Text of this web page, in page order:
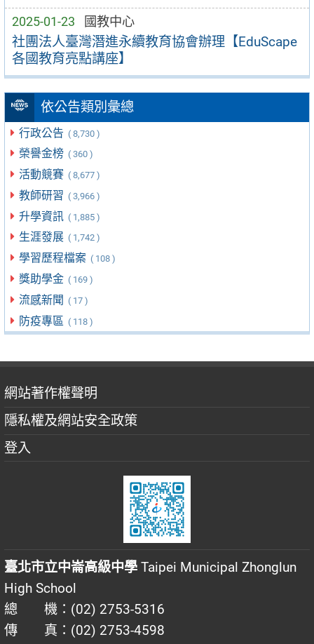
2025-01-23 國教中心
社團法人臺灣潛進永續教育協會辦理【EduScape
各國教育亮點講座】
依公告類別彙總
行政公告 ( 8,730 )
榮譽金榜 ( 360 )
活動競賽 ( 8,677 )
教師研習 ( 3,966 )
升學資訊 ( 1,885 )
生涯發展 ( 1,742 )
學習歷程檔案 ( 108 )
獎助學金 ( 169 )
流感新聞 ( 17 )
防疫專區 ( 118 )
網站著作權聲明
隱私權及網站安全政策
登入
臺北市立中崙高級中學 Taipei Municipal Zhonglun
High School
總 機：(02) 2753-5316
傳 真：(02) 2753-4598